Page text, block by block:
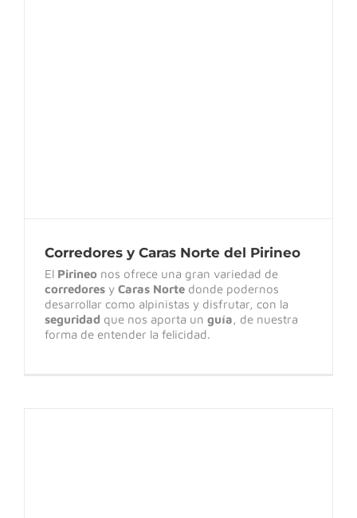
Corredores y Caras Norte del Pirineo
El Pirineo nos ofrece una gran variedad de
corredores y Caras Norte donde podernos
desarrollar como alpinistas y disfrutar, con la
seguridad que nos aporta un guía, de nuestra
forma de entender la felicidad.